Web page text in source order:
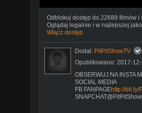
Odblokuj dostęp do 22689 filmów
Oglądaj legalnie i w najlepszej
Włącz dostęp
Dodał: PitPitShowTV
Opublikowano: 2017-
OBSERWUJ NA INSTA
SOCIAL MEDIA
FB FANPAGEhttp://bit.ly/